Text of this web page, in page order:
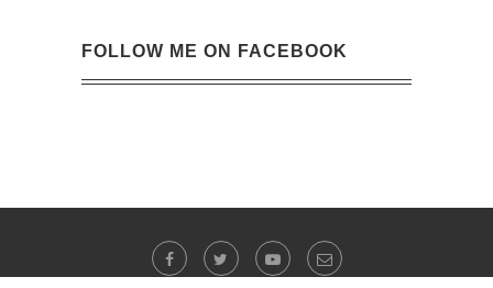
FOLLOW ME ON FACEBOOK